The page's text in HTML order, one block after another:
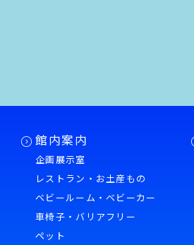
館内案内
企画展示室
レストラン・お土産もの
ベビールーム・ベビーカー
車椅子・バリアフリー
ペット